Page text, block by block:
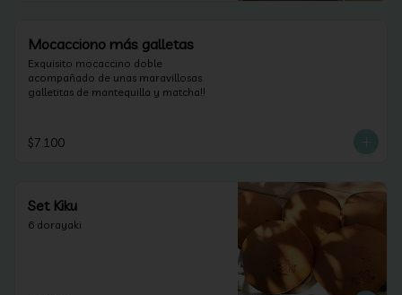
Mocacciono más galletas
Exquisito mocaccino doble
acompañado de unas maravillosas
galletitas de mantequilla y matcha!!
$7.100
Set Kiku
6 dorayaki